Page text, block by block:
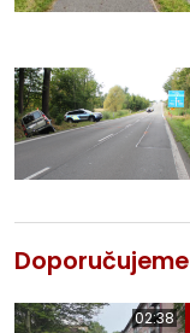
Doporučujeme
02:38